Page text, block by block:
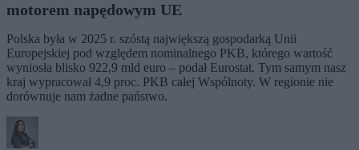
motorem napędowym UE
Polska była w 2025 r. szóstą największą gospodarką Unii
Europejskiej pod względem nominalnego PKB, którego wartość
wyniosła blisko 922,9 mld euro – podał Eurostat. Tym samym nasz
kraj wypracował 4,9 proc. PKB całej Wspólnoty. W regionie nie
dorównuje nam żadne państwo.